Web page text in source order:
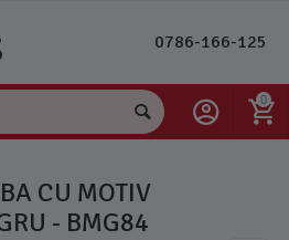
0786-166-125
0
CU MOTIV
- BMG84